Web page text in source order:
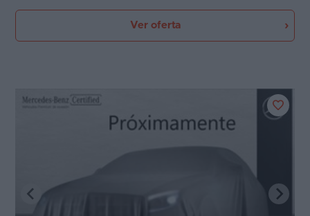
Ver oferta